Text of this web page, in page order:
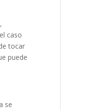
caso
tocar
puede
se